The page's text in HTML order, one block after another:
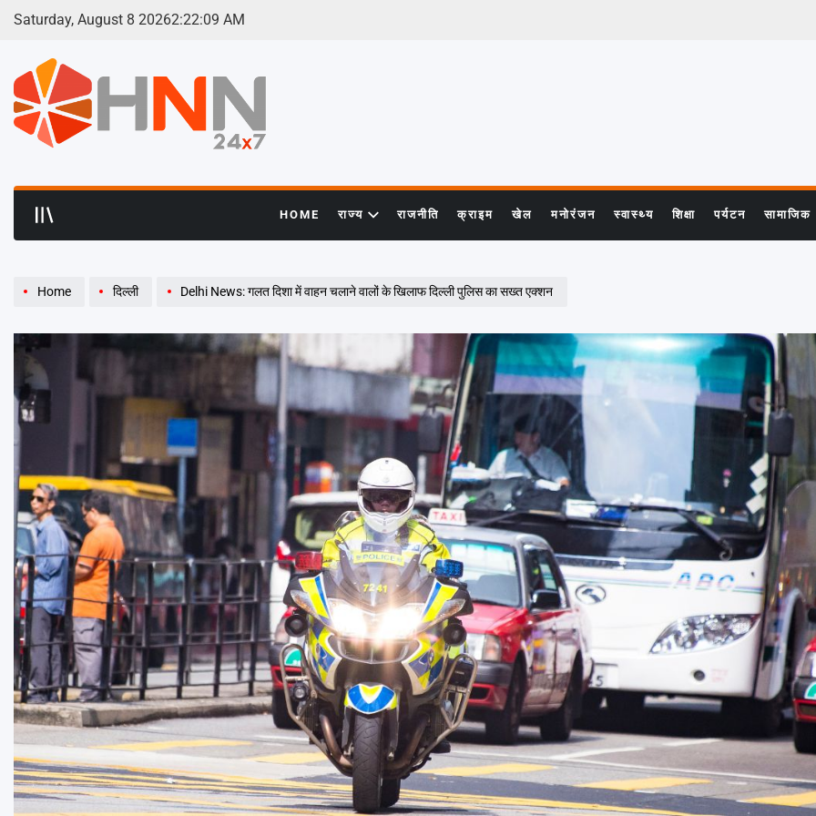
Skip
Saturday, August 8 20262:22:10 AM
HOME राज्य राजनीति क्राइम खेल मनोरंजन स्वास्थ्य शिक्षा पर्यटन सामाजिक
Home दिल्ली Delhi News: गलत दिशा में वाहन चलाने वालों के खिलाफ दिल्ली पुलिस का सख्त एक्शन